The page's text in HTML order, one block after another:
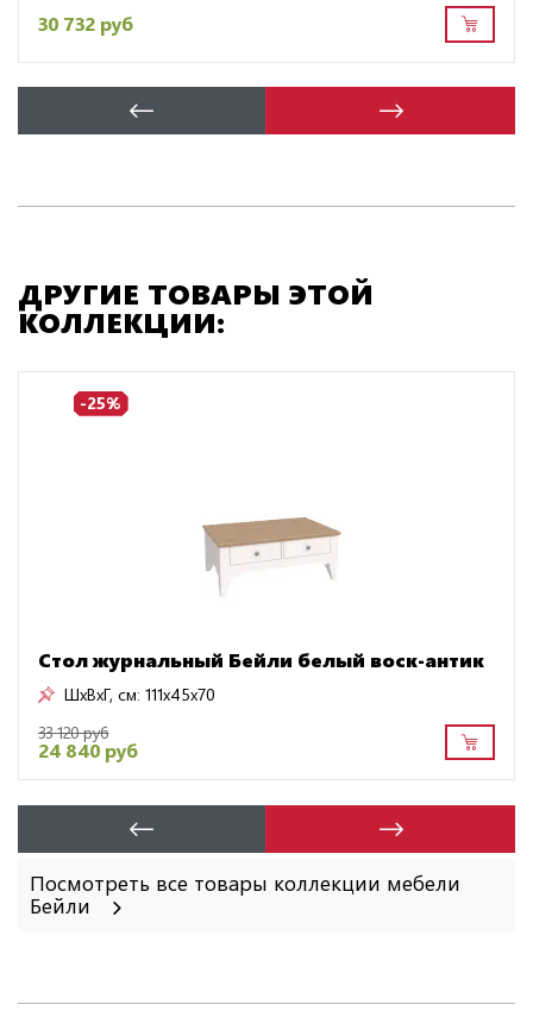
30 732 руб
ДРУГИЕ ТОВАРЫ ЭТОЙ
КОЛЛЕКЦИИ:
-25%
Стол журнальный Бейли белый воск-антик
ШxВxГ, см: 111x45x70
33 120 руб
24 840 руб
Посмотреть все товары коллекции мебели
Бейли